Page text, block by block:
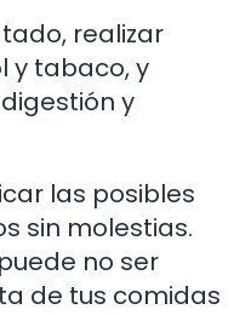
realizar
y tabaco, y
y
las posibles
sin molestias.
no ser
de tus comidas